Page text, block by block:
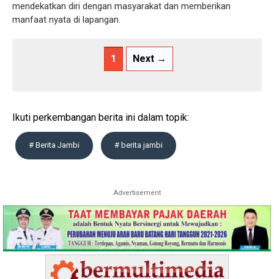
mendekatkan diri dengan masyarakat dan memberikan
manfaat nyata di lapangan.
1 Next →
Ikuti perkembangan berita ini dalam topik:
# Berita Jambi # berita jambi
Advertisement